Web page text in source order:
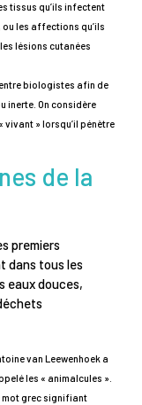
tissus qu’ils infectent
ou les affections qu’ils
lésions cutanées
biologistes afin de
inerte. On considère
vivant » lorsqu’il pénètre
de la
premiers
dans tous les
eaux douces,
van Leewenhoek a
les « animalcules ».
mot grec signifiant